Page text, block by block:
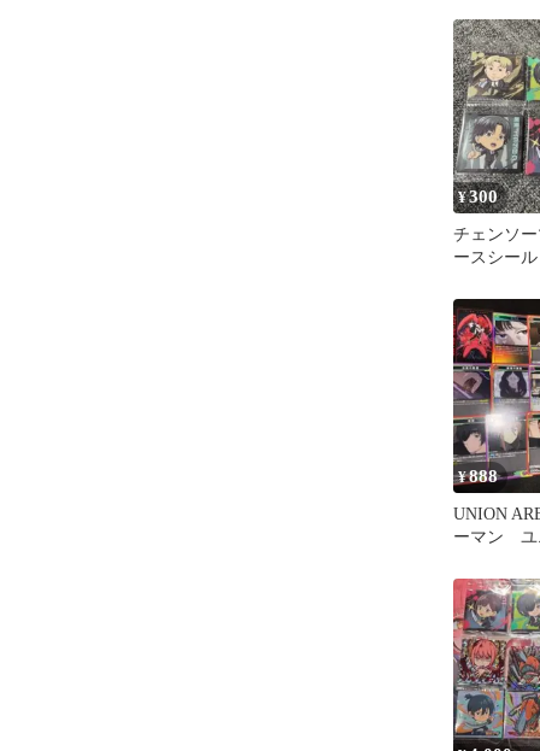
¥300
チェンソ
ースシー
¥888
UNION
ーマン ユ